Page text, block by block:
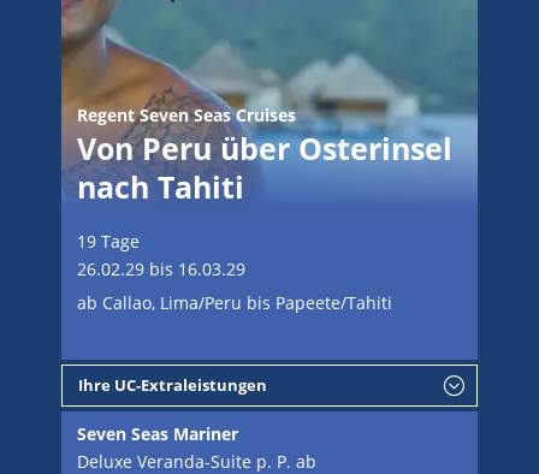
Regent Seven Seas Cruises
Von Peru über Osterinsel
nach Tahiti
19 Tage
26.02.29 bis 16.03.29
ab Callao, Lima/Peru bis Papeete/Tahiti
Ihre UC-Extraleistungen
Seven Seas Mariner
Deluxe Veranda-Suite p. P. ab